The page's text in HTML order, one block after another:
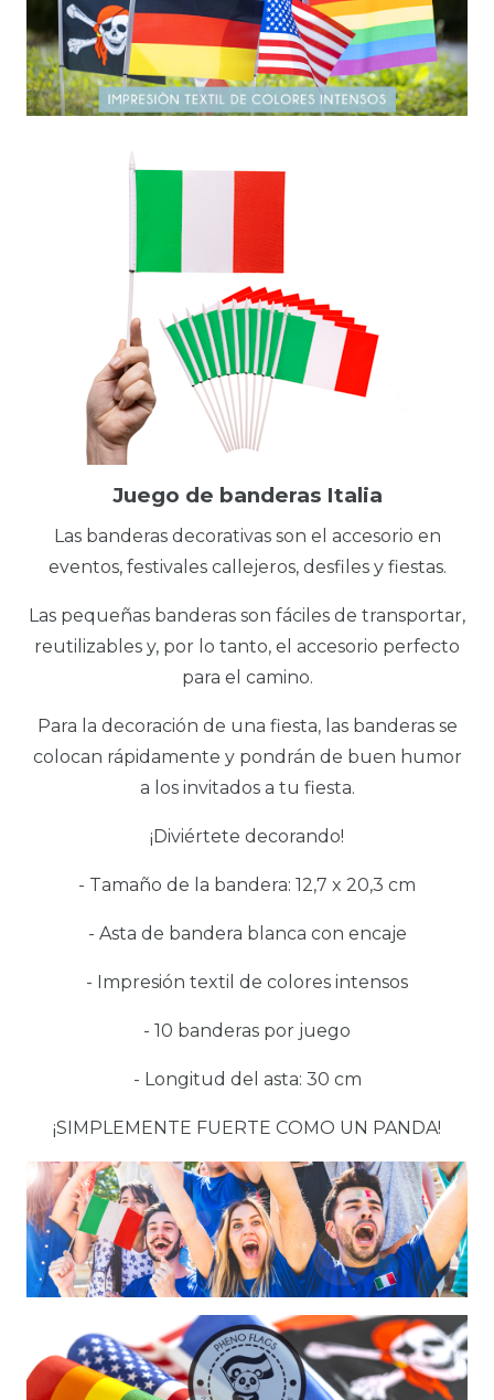
Juego de banderas Italia
Las banderas decorativas son el accesorio en
eventos, festivales callejeros, desfiles y fiestas.
Las pequeñas banderas son fáciles de transportar,
reutilizables y, por lo tanto, el accesorio perfecto
para el camino.
Para la decoración de una fiesta, las banderas se
colocan rápidamente y pondrán de buen humor
a los invitados a tu fiesta.
¡Diviértete decorando!
- Tamaño de la bandera: 12,7 x 20,3 cm
- Asta de bandera blanca con encaje
- Impresión textil de colores intensos
- 10 banderas por juego
- Longitud del asta: 30 cm
¡SIMPLEMENTE FUERTE COMO UN PANDA!